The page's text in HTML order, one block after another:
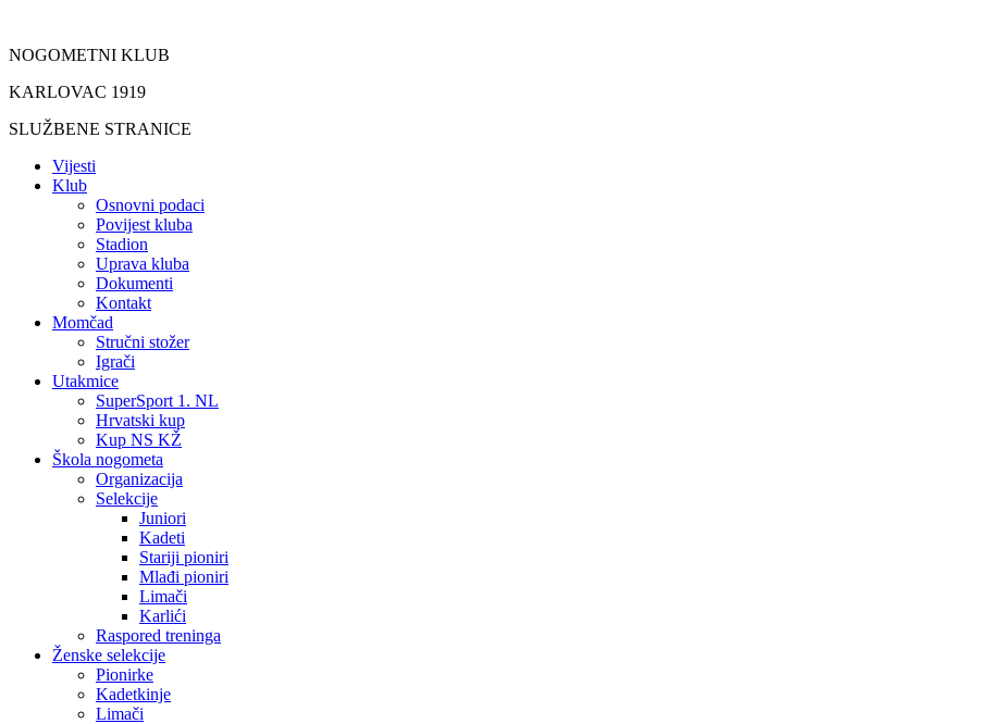
sadržaj
NOGOMETNI KLUB
KARLOVAC 1919
SLUŽBENE STRANICE
Vijesti
Klub
Osnovni podaci
Povijest kluba
Stadion
Uprava kluba
Dokumenti
Kontakt
Momčad
Stručni stožer
Igrači
Utakmice
SuperSport 1. NL
Hrvatski kup
Kup NS KŽ
Škola nogometa
Organizacija
Selekcije
Juniori
Kadeti
Stariji pioniri
Mlađi pioniri
Limači
Karlići
Raspored treninga
Ženske selekcije
Pionirke
Kadetkinje
Limači